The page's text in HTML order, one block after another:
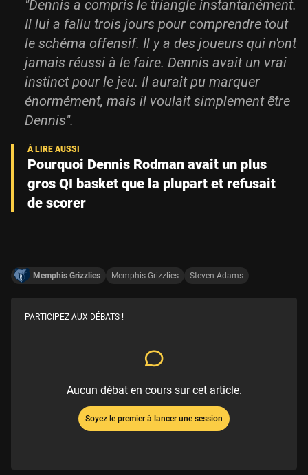
"Dennis a compris le triangle instantanément.
Il lui a fallu trois jours pour comprendre tout
le schéma offensif. Il y a des joueurs qui n'ont
jamais réussi à le faire. Dennis avait un vrai
instinct pour le jeu. Il aurait pu marquer
énormément, mais il voulait simplement être
Dennis".
Pourquoi Dennis Rodman avait un plus
gros QI basket que la plupart et refusait
de scorer
Memphis Grizzlies Memphis Grizzlies Steven Adams
PARTICIPEZ AUX DÉBATS !
Aucun débat en cours sur cet article.
Soyez le premier à lancer une session